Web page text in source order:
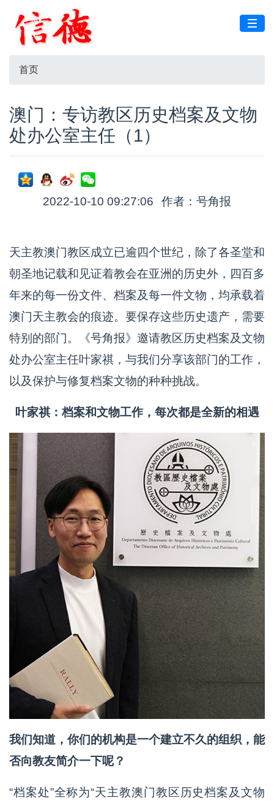
首页
澳门：专访教区历史档案及文物
处办公室主任（1）
2022-10-10 09:27:06 作者：号角报
天主教澳门教区成立已逾四个世纪，除了各圣堂和
朝圣地记载和见证着教会在亚洲的历史外，四百多
年来的每一份文件、档案及每一件文物，均承载着
澳门天主教会的痕迹。要保存这些历史遗产，需要
特别的部门。《号角报》邀请教区历史档案及文物
处办公室主任叶家祺，与我们分享该部门的工作，
以及保护与修复档案文物的种种挑战。
叶家祺：档案和文物工作，每次都是全新的相遇
我们知道，你们的机构是一个建立不久的组织，能
否向教友简介一下呢？
“档案处”全称为“天主教澳门教区历史档案及文物